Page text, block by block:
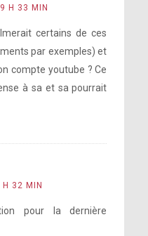
H 33 MIN
certains de ces
par exemples) et
compte youtube ? Ce
à sa et sa pourrait
32 MIN
pour la dernière